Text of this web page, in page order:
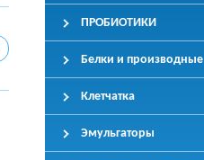
ПРОБИОТИКИ
Белки и производные
Клетчатка
Эмульгаторы